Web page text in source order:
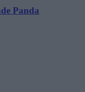
Panda